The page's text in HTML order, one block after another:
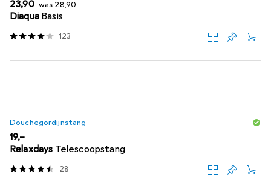
EUR
23,90 was 28,90
Diaqua Basis
123
Douchegordijnstang
EUR
19,–
Relaxdays Telescoopstang
28